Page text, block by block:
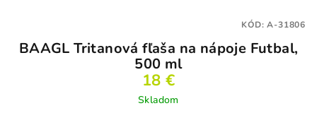
BAAGL Tritanová fľaša na nápoje Futbal,
500 ml
18 €
Skladom
KÓD:A-31806